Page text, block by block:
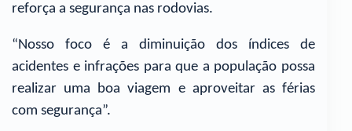
reforça a segurança nas rodovias.
“Nosso foco é a diminuição dos índices de
acidentes e infrações para que a população possa
realizar uma boa viagem e aproveitar as férias
com segurança”.